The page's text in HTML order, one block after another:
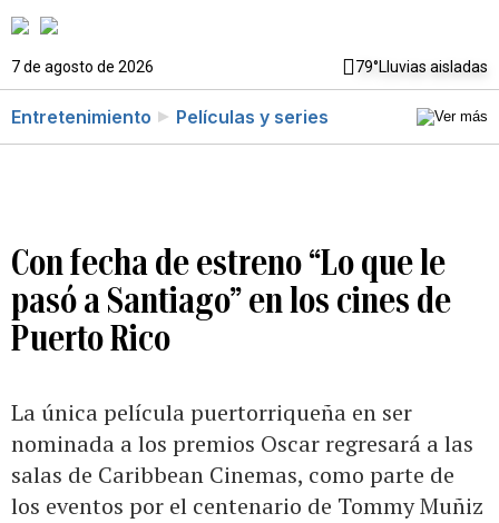
7 de agosto de 2026 79°Lluvias aisladas
Entretenimiento Películas y series
Con fecha de estreno “Lo que le
pasó a Santiago” en los cines de
Puerto Rico
La única película puertorriqueña en ser
nominada a los premios Oscar regresará a las
salas de Caribbean Cinemas, como parte de
los eventos por el centenario de Tommy Muñiz